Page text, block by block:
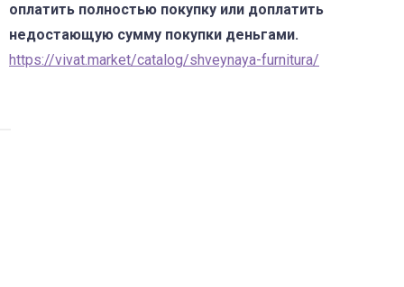
оплатить полностью покупку или доплатить
недостающую сумму покупки деньгами.
https://vivat.market/catalog/shveynaya-furnitura/